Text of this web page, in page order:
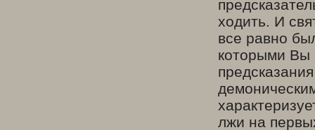
ходить. И
все равно
которыми Вы
лжи на